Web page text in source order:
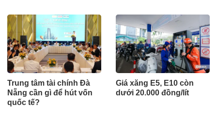
Trung tâm tài chính Đà
Nẵng cần gì để hút vốn
quốc tế?
Giá xăng E5, E10 còn
dưới 20.000 đồng/lít